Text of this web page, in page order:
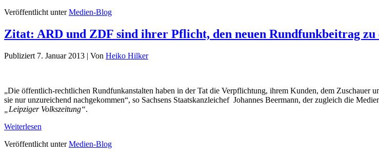
Veröffentlicht unter Medien-Blog
Zitat: ARD und ZDF sind ihrer Pflicht, den neuen Rundfunkbeitrag
Publiziert 7. Januar 2013 | Von Heiko Hilker
„Die öffentlich-rechtlichen Rundfunkanstalten haben in der Tat die Verpflichtung, ihrem Kunden, dem Zuschauer
sie nur unzureichend nachgekommen“, so Sachsens Staatskanzleichef Johannes Beermann, der zugleich die
„Leipziger Volkszeitung“.
Weiterlesen
Veröffentlicht unter Medien-Blog